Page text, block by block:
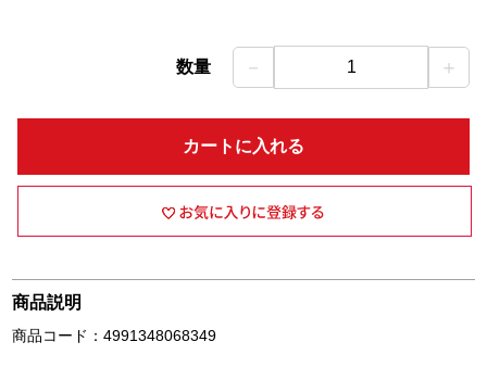
数量 － 1 ＋
カートに入れる
商品説明
商品コード：4991348068349